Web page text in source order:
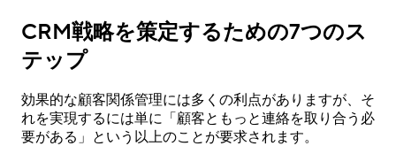
CRM戦略を策定するための7つのス
テップ
効果的な顧客関係管理には多くの利点がありますが、そ
れを実現するには単に「顧客ともっと連絡を取り合う必
要がある」という以上のことが要求されます。